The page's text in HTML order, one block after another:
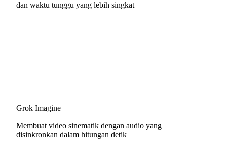
dan waktu tunggu yang lebih singkat
Grok Imagine
Membuat video sinematik dengan audio yang
disinkronkan dalam hitungan detik